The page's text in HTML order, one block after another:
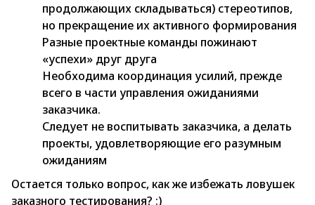
продолжающих складываться) стереотипов,
но прекращение их активного формирования
Разные проектные команды пожинают
«успехи» друг друга
Необходима координация усилий, прежде
всего в части управления ожиданиями
заказчика.
Следует не воспитывать заказчика, а делать
проекты, удовлетворяющие его разумным
ожиданиям
Остается только вопрос, как же избежать ловушек
заказного тестирования? :)